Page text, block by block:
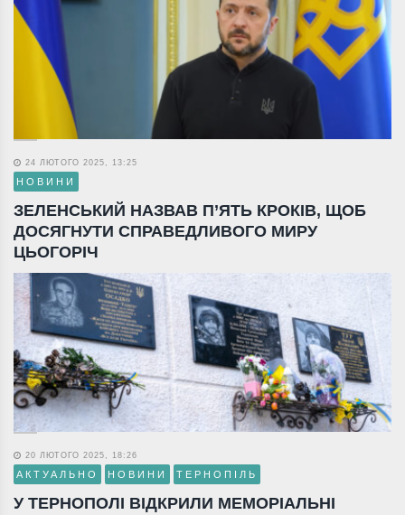
24 ЛЮТОГО 2025, 13:25
НОВИНИ
ЗЕЛЕНСЬКИЙ НАЗВАВ П’ЯТЬ КРОКІВ, ЩОБ
ДОСЯГНУТИ СПРАВЕДЛИВОГО МИРУ
ЦЬОГОРІЧ
20 ЛЮТОГО 2025, 18:26
АКТУАЛЬНО НОВИНИ ТЕРНОПІЛЬ
У ТЕРНОПОЛІ ВІДКРИЛИ МЕМОРІАЛЬНІ